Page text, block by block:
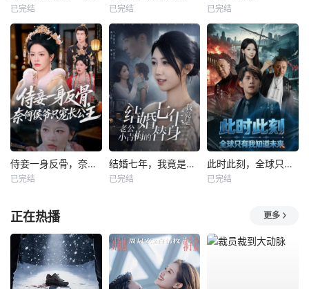
已完结 已完结 已完结
侍妾一身反骨，奈何侯爷只宠长公主
已完结
结婚七年，我竟是老公小青梅的替身
已完结
此时此刻，全球只有我知道未来
已完结
正在热播 更多